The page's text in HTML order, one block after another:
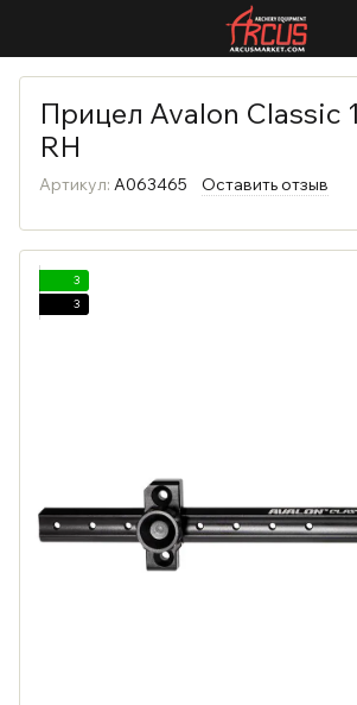
Прицел Avalon Classic
RH
Артикул: A063465 Оставить отзыв
3
3